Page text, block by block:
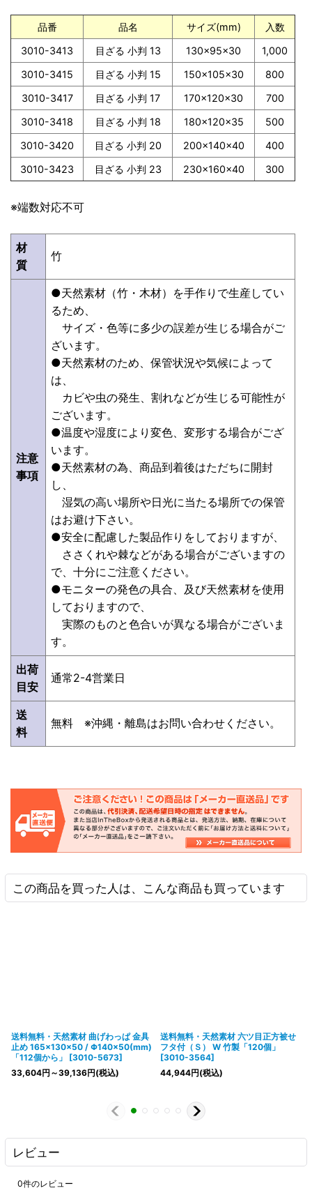
品番 品名 サイズ(mm)
入数
3010-3413
目ざる 小判 13 130×95×30
1,000
3010-3415
目ざる 小判 15 150×105×30
800
3010-3417
目ざる 小判 17 170×120×30
700
3010-3418
目ざる 小判 18 180×120×35
500
3010-3420
目ざる 小判 20 200×140×40
400
3010-3423
目ざる 小判 23 230×160×40 300
※端数対応不可
材
質
竹
注意
事項
●天然素材（竹・木材）を手作りで生産してい
るため、
サイズ・色等に多少の誤差が生じる場合がご
ざいます。
●天然素材のため、保管状況や気候によって
は、
カビや虫の発生、割れなどが生じる可能性が
ございます。
●温度や湿度により変色、変形する場合がござ
います。
●天然素材の為、商品到着後はただちに開封
し、
湿気の高い場所や日光に当たる場所での保管
はお避け下さい。
●安全に配慮した製品作りをしておりますが、
ささくれや棘などがある場合がございますの
で、十分にご注意ください。
●モニターの発色の具合、及び天然素材を使用
しておりますので、
実際のものと色合いが異なる場合がございま
す。
出荷
目安
通常2-4営業日
送
料
無料 ※沖縄・離島はお問い合わせください。
この商品を買った人は、こんな商品も買っています
送料無料・天然素材 曲げわっぱ 金具
止め 165×130×50 / Φ140×50(mm)
「112個から」
[3010-5673]
33,604円 ～39,136円(税込)
送料無料・天然素材 六ツ目正方被せ
フタ付（Ｓ） W 竹製「120個」
[3010-3564]
44,944円(税込)
レビュー
0件のレビュー